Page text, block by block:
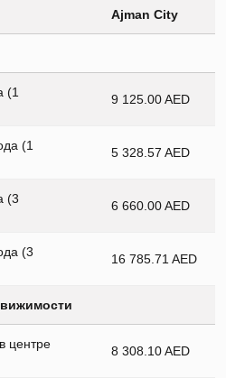
Ajman City
(1
9 125.00 AED
(1
5 328.57 AED
(3
6 660.00 AED
(3
16 785.71 AED
центре
8 308.10 AED